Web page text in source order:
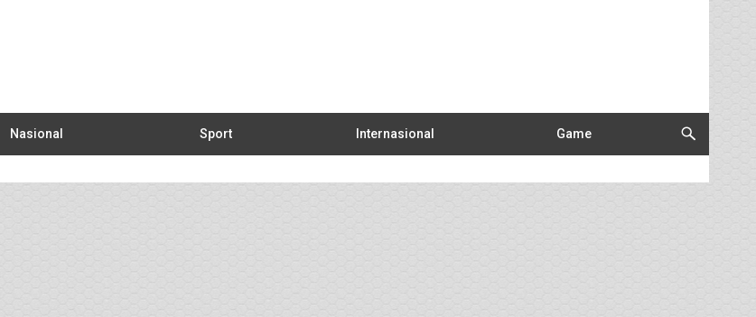
Nasional Sport Internasional Game